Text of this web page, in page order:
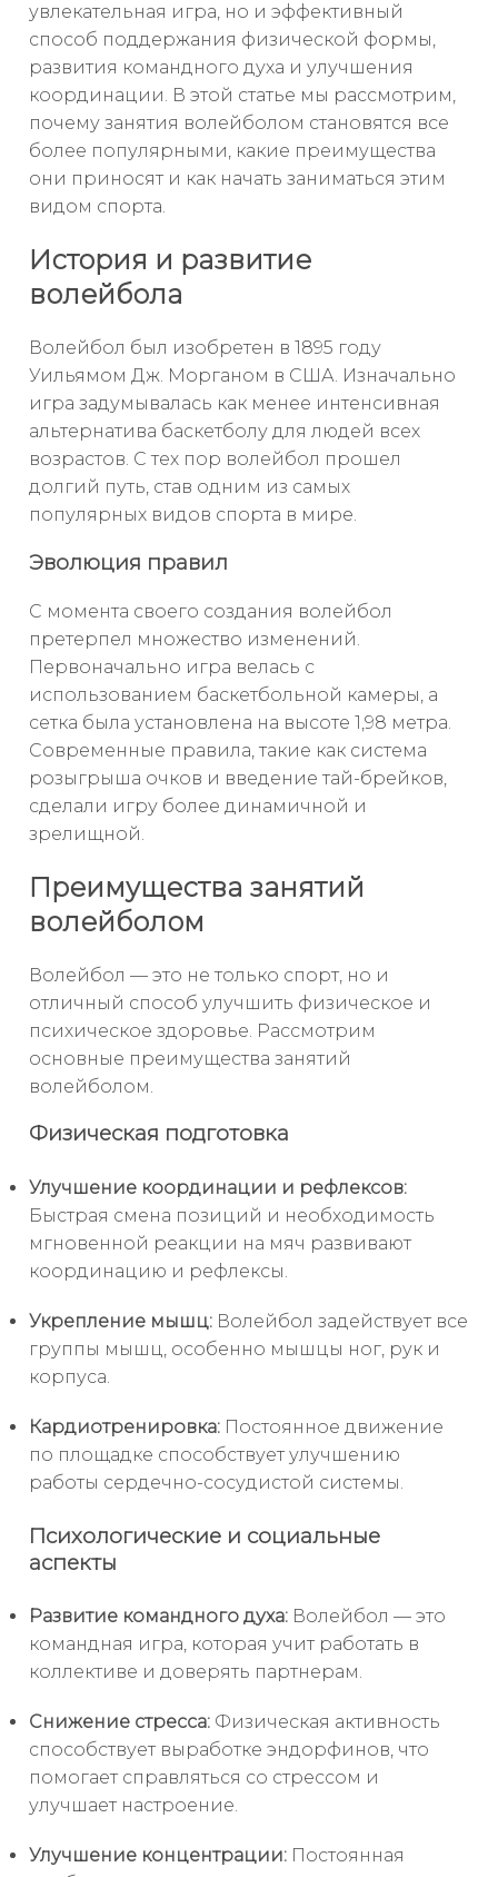
увлекательная игра, но и эффективный
способ поддержания физической формы,
развития командного духа и улучшения
координации. В этой статье мы рассмотрим,
почему занятия волейболом становятся все
более популярными, какие преимущества
они приносят и как начать заниматься этим
видом спорта.
История и развитие
волейбола
Волейбол был изобретен в 1895 году
Уильямом Дж. Морганом в США. Изначально
игра задумывалась как менее интенсивная
альтернатива баскетболу для людей всех
возрастов. С тех пор волейбол прошел
долгий путь, став одним из самых
популярных видов спорта в мире.
Эволюция правил
С момента своего создания волейбол
претерпел множество изменений.
Первоначально игра велась с
использованием баскетбольной камеры, а
сетка была установлена на высоте 1,98 метра.
Современные правила, такие как система
розыгрыша очков и введение тай-брейков,
сделали игру более динамичной и
зрелищной.
Преимущества занятий
волейболом
Волейбол — это не только спорт, но и
отличный способ улучшить физическое и
психическое здоровье. Рассмотрим
основные преимущества занятий
волейболом.
Физическая подготовка
Улучшение координации и рефлексов:
Быстрая смена позиций и необходимость
мгновенной реакции на мяч развивают
координацию и рефлексы.
Укрепление мышц: Волейбол задействует все
группы мышц, особенно мышцы ног, рук и
корпуса.
Кардиотренировка: Постоянное движение
по площадке способствует улучшению
работы сердечно-сосудистой системы.
Психологические и социальные
аспекты
Развитие командного духа: Волейбол — это
командная игра, которая учит работать в
коллективе и доверять партнерам.
Снижение стресса: Физическая активность
способствует выработке эндорфинов, что
помогает справляться со стрессом и
улучшает настроение.
Улучшение концентрации: Постоянная